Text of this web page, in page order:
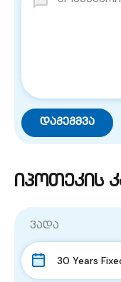
იპოთეკის
ვადა
30 Years